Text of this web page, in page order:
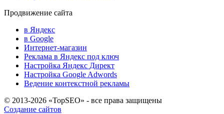
Продвижение сайта
в Яндекс
в Google
Интернет-магазин
Реклама в Яндекс под ключ
Настройка Яндекс Директ
Настройка Google Adwords
Ведение контекстной рекламы
© 2013-2026 «TopSEO» - все права защищены
Создание сайтов